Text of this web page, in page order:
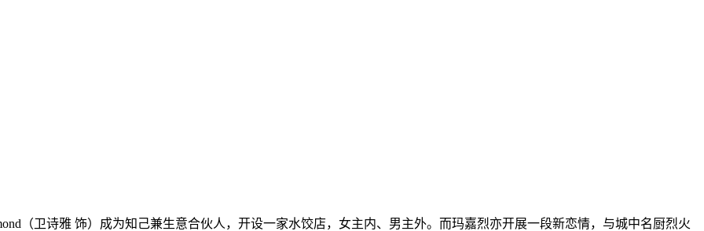
（卫诗雅 饰）成为知己兼生意合伙人，开设一家水饺店，女主内、男主外。而玛嘉烈亦开展一段新恋情，与城中名厨烈火